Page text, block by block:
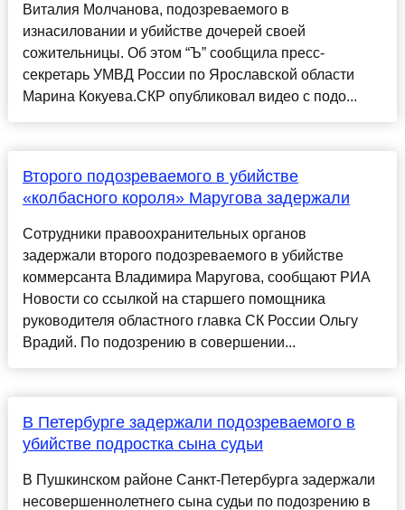
Виталия Молчанова, подозреваемого в
изнасиловании и убийстве дочерей своей
сожительницы. Об этом “Ъ” сообщила пресс-
секретарь УМВД России по Ярославской области
Марина Кокуева.СКР опубликовал видео с подо...
Второго подозреваемого в убийстве
«колбасного короля» Маругова задержали
Сотрудники правоохранительных органов
задержали второго подозреваемого в убийстве
коммерсанта Владимира Маругова, сообщают РИА
Новости со ссылкой на старшего помощника
руководителя областного главка СК России Ольгу
Врадий. По подозрению в совершении...
В Петербурге задержали подозреваемого в
убийстве подростка сына судьи
В Пушкинском районе Санкт-Петербурга задержали
несовершеннолетнего сына судьи по подозрению в